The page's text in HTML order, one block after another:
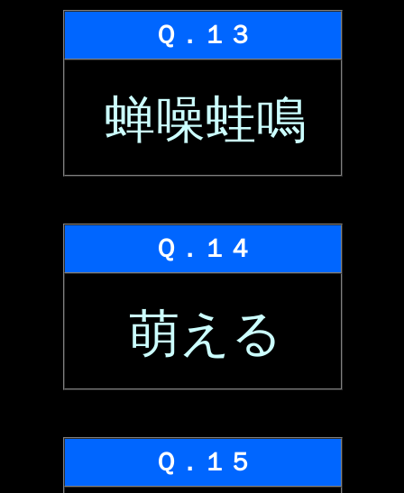
Ｑ．１３
蝉噪蛙鳴
Ｑ．１４
萌える
Ｑ．１５